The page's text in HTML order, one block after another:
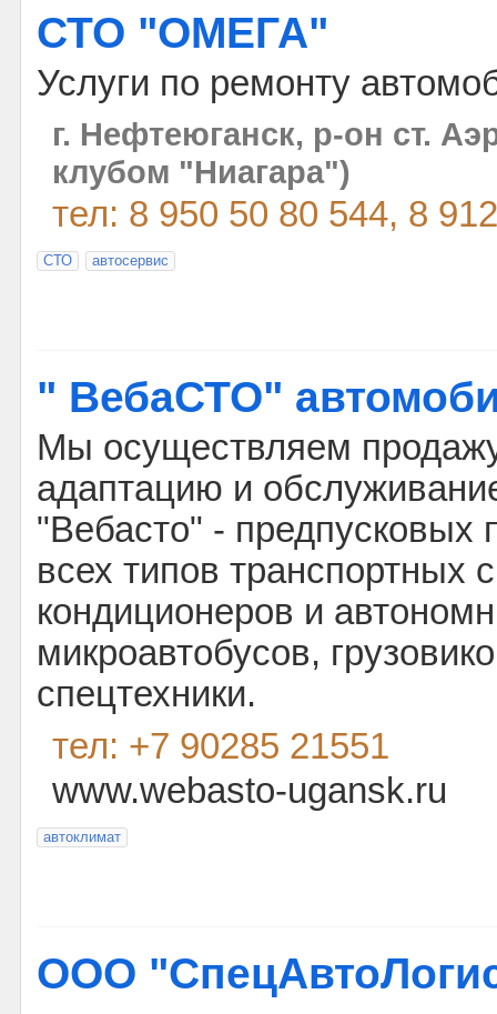
СТО "ОМЕГА"
Услуги по ремонту
г. Нефтеюганск, р-он ст.
клубом "Ниагара")
тел: 8 950 50 80 544, 8
СТО автосервис
" ВебаСТО"
Мы осуществляем
адаптацию и
"Вебасто" - предпусковых
всех типов транспортных
кондиционеров и
микроавтобусов,
спецтехники.
тел: +7 90285 21551
www.webasto-ugansk.ru
автоклимат
ООО